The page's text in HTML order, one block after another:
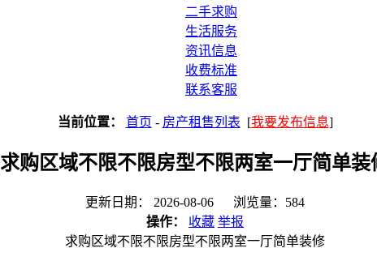
二手求购
生活服务
资讯信息
收费标准
联系客服
当前位置： 首页 - 房产租售列表 [我要发布信息]
求购区域不限不限房型不限两室一厅简单装
更新日期： 2026-08-06 浏览量：584
操作：
收藏 举报
求购区域不限不限房型不限两室一厅简单装修